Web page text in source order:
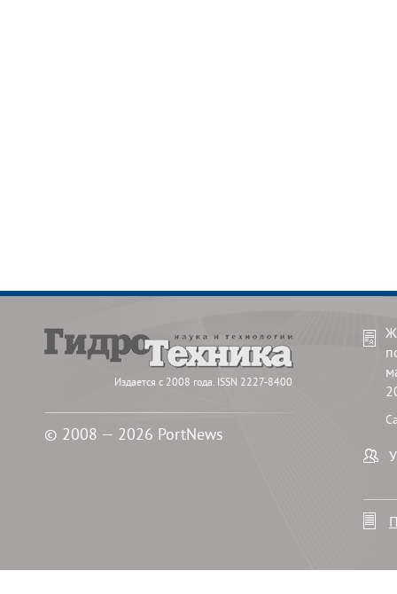
Издается с 2008 года. ISSN 2227-8400
© 2008 — 2026 PortNews